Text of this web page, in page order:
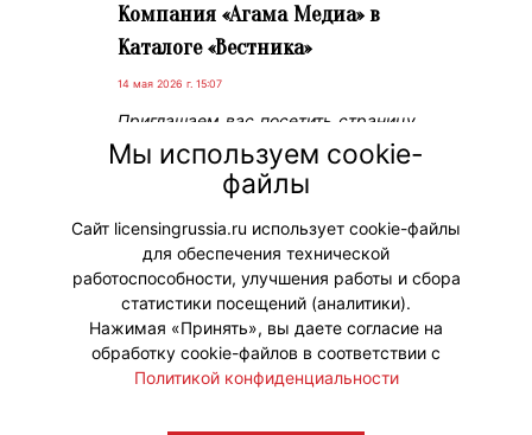
Компания «Агама Медиа» в
Каталоге «Вестника»
14 мая 2026 г. 15:07
Приглашаем вас посетить страницу
новой компании в Каталоге –
«Агама Медиа» и познакомиться с
ее брендами: «Маша и Медведь» и
«Маша и Медведь. Друзья».
#НовыеЛицензии #НовостиКаталога
Мы используем cookie-
файлы
Сайт licensingrussia.ru использует cookie-файлы
для обеспечения технической
работоспособности, улучшения работы и сбора
статистики посещений (аналитики).
Нажимая «Принять», вы даете согласие на
обработку cookie-файлов в соответствии с
Политикой конфиденциальности